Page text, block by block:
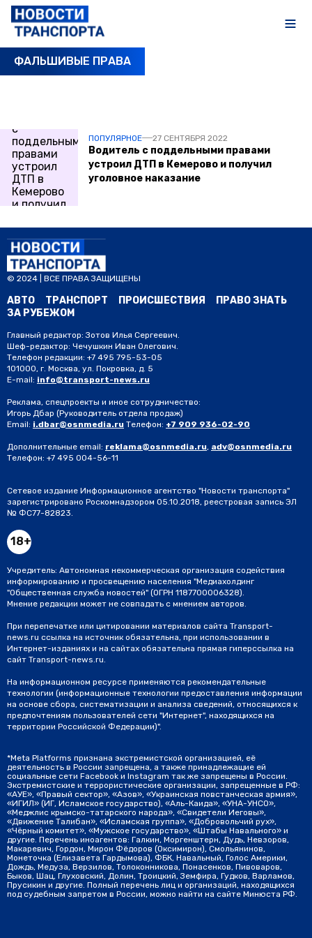
ФАЛЬШИВЫЕ ПРАВА
ПОПУЛЯРНОЕ 27 СЕНТЯБРЯ 2022
Водитель с поддельными правами
устроил ДТП в Кемерово и получил
уголовное наказание
© 2024 | ВСЕ ПРАВА ЗАЩИЩЕНЫ
АВТО ТРАНСПОРТ ПРОИСШЕСТВИЯ
ПРАВО ЗНАТЬ
ЗА РУБЕЖОМ
Главный редактор: Зотов Илья Сергеевич.
Шеф-редактор: Чечушкин Иван Олегович.
Телефон редакции: +7 495 795-53-05
101000, г. Москва, ул. Покровка, д. 5
E-mail: info@transport-news.ru
Реклама, спецпроекты и иное сотрудничество:
Игорь Дбар (Руководитель отдела продаж)
Email: i.dbar@osnmedia.ru Телефон: +7 909 936-02-90
Дополнительные email: reklama@osnmedia.ru, adv@osnmedia.ru
Телефон: +7 495 004-56-11
Сетевое издание Информационное агентство "Новости транспорта"
зарегистрировано Роскомнадзором 05.10.2018, реестровая запись ЭЛ
№ ФС77-82823.
18+
Учредитель: Автономная некоммерческая организация содействия
информированию и просвещению населения "Медиахолдинг
"Общественная служба новостей" (ОГРН 1187700006328).
Мнение редакции может не совпадать с мнением авторов.
При перепечатке или цитировании материалов сайта Transport-
news.ru ссылка на источник обязательна, при использовании в
Интернет-изданиях и на сайтах обязательна прямая гиперссылка на
сайт Transport-news.ru.
На информационном ресурсе применяются рекомендательные
технологии (информационные технологии предоставления информации
на основе сбора, систематизации и анализа сведений, относящихся к
предпочтениям пользователей сети "Интернет", находящихся на
территории Российской Федерации)".
*Meta Platforms признана экстремистской организацией, её
деятельность в России запрещена, а также принадлежащие ей
социальные сети Facebook и Instagram так же запрещены в России.
Экстремистские и террористические организации, запрещенные в РФ:
«АУЕ», «Правый сектор», «Азов», «Украинская повстанческая армия»,
«ИГИЛ» (ИГ, Исламское государство), «Аль-Каида», «УНА-УНСО»,
«Меджлис крымско-татарского народа», «Свидетели Иеговы»,
«Движение Талибан», «Исламская группа», «Добровольчий рух»,
«Чёрный комитет», «Мужское государство», «Штабы Навального» и
другие. Перечень иноагентов: Галкин, Моргенштерн, Дудь, Невзоров,
Макаревич, Гордон, Мирон Фёдоров (Оксимирон), Смольянинов,
Монеточка (Елизавета Гардымова), ФБК, Навальный, Голос Америки,
Дождь, Медуза, Верзилов, Толоконникова, Понасенков, Пивоваров,
Быков, Шац, Глуховский, Долин, Троицкий, Земфира, Гудков, Варламов,
Прусикин и другие. Полный перечень лиц и организаций, находящихся
под судебным запретом в России, можно найти на сайте Минюста РФ.